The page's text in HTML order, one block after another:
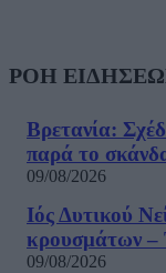
ΡΟΗ
Βρετανία:
παρά το
09/08/2026
Ιός Δυτικού
κρουσμάτων –
09/08/2026